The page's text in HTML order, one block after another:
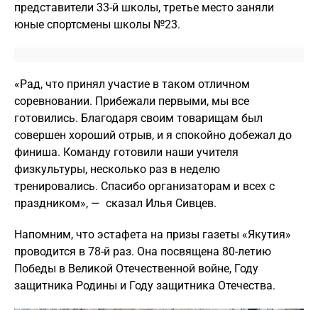
представители 33-й школы, третье место заняли
юные спортсмены школы №23.
«Рад, что принял участие в таком отличном
соревновании. Прибежали первыми, мы все
готовились. Благодаря своим товарищам был
совершен хороший отрыв, и я спокойно добежал до
финиша. Команду готовили наши учителя
физкультуры, несколько раз в неделю
тренировались. Спасибо организаторам и всех с
праздником», — сказал Илья Сивцев.
Напомним, что эстафета на призы газеты «Якутия»
проводится в 78-й раз. Она посвящена 80-летию
Победы в Великой Отечественной войне, Году
защитника Родины и Году защитника Отечества.